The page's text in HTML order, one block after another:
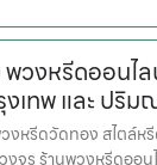
วงหรีดออนไ
เทพ และ ปริ
หรีดวัดทอง สไตล์ห
จร ร้านพวงหรีดออน